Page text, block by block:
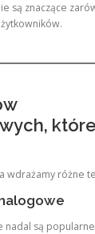
są znaczące
które
wdrażamy różne
nadal są